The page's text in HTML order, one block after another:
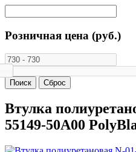
Розничная цена (руб.)
Втулка
55149-50A00